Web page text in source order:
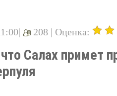
208 | Оценка:
Салах примет